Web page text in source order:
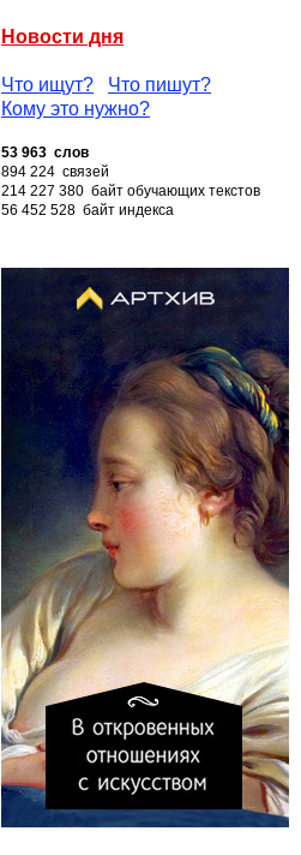
Новости дня
Что ищут?
Что пишут?
Кому это нужно?
53 963 слов
894 224 связей
214 227 380 байт обучающих текстов
56 452 528 байт индекса